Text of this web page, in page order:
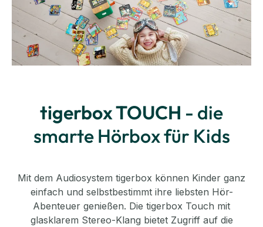
tigerbox TOUCH - die
smarte Hörbox für Kids
Mit dem Audiosystem tigerbox können Kinder ganz
einfach und selbstbestimmt ihre liebsten Hör-
Abenteuer genießen. Die tigerbox Touch mit
glasklarem Stereo-Klang bietet Zugriff auf die